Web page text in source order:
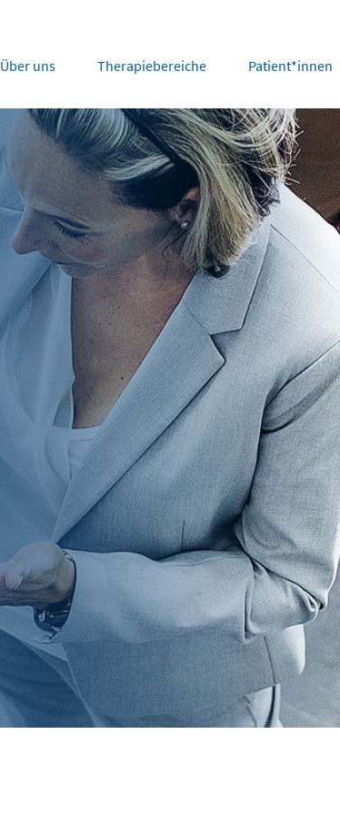
Portugal
Russia
Spain
Switzerland DE FR
Nordics
UK and Ireland
Middle East
Saudi Arabia
Über uns Therapiebereiche Patient*innen